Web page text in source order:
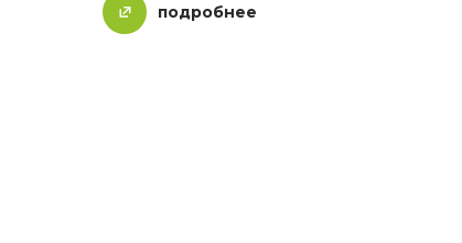
подробнее